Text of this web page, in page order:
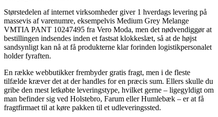
Størstedelen af internet virksomheder giver 1 hverdags levering på
massevis af varenumre, eksempelvis Medium Grey Melange
VMTIA PANT 10247495 fra Vero Moda, men det nødvendiggør at
bestillingen indsendes inden et fastsat klokkeslæt, så at de højst
sandsynligt kan nå at få produkterne klar forinden logistikpersonalet
holder fyraften.
En række webbutikker frembyder gratis fragt, men i de fleste
tilfælde kræver det at der handles for en præcis sum. Ellers skulle du
gribe den mest letkøbte leveringstype, hvilket gerne – ligegyldigt om
man befinder sig ved Holstebro, Farum eller Humlebæk – er at få
fragtfirmaet til at køre pakken til et udleveringssted.